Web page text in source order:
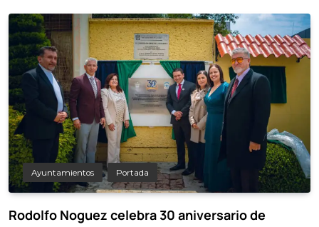
Ayuntamientos Portada
Rodolfo Noguez celebra 30 aniversario de